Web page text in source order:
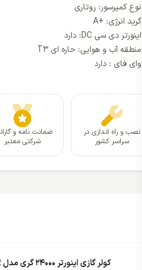
نوع کمپرسور: روتاری
گرید انرژی: +A
اینورتر دی سی DC: دارد
منطقه آب و هوایی: حاره ای T3
وای فای : دارد
نصب و راه اندازی در
سراسر کشور
ضمانت نامه و
شرکتی معتبر
کولر گازی اینورتر 24000 گری مدل PULAR